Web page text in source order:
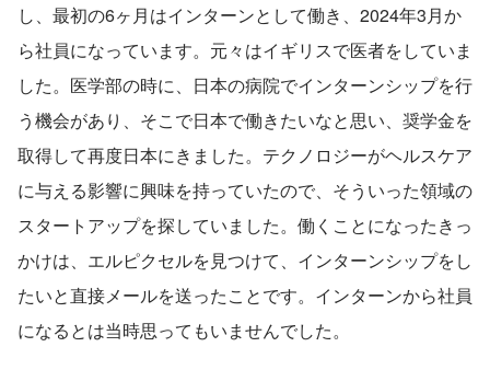
し、最初の6ヶ月はインターンとして働き、2024年3月か
ら社員になっています。元々はイギリスで医者をしていま
した。医学部の時に、日本の病院でインターンシップを行
う機会があり、そこで日本で働きたいなと思い、奨学金を
取得して再度日本にきました。テクノロジーがヘルスケア
に与える影響に興味を持っていたので、そういった領域の
スタートアップを探していました。働くことになったきっ
かけは、エルピクセルを見つけて、インターンシップをし
たいと直接メールを送ったことです。インターンから社員
になるとは当時思ってもいませんでした。